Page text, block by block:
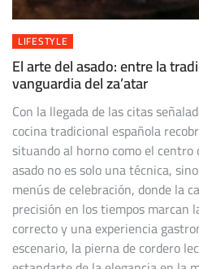
LIFESTYLE
El arte del asado: entre la
vanguardia del za’atar
Con la llegada de las citas
cocina tradicional española
situando al horno como el centro
asado no es solo una técnica,
menús de celebración, donde la
precisión en los tiempos
correcto y una experiencia
escenario, la pierna de cordero